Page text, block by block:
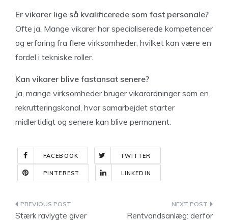
Er vikarer lige så kvalificerede som fast personale?
Ofte ja. Mange vikarer har specialiserede kompetencer
og erfaring fra flere virksomheder, hvilket kan være en
fordel i tekniske roller.
Kan vikarer blive fastansat senere?
Ja, mange virksomheder bruger vikarordninger som en
rekrutteringskanal, hvor samarbejdet starter
midlertidigt og senere kan blive permanent.
FACEBOOK TWITTER
PINTEREST LINKEDIN
Indlægsnavigation
Stærk ravlygte giver
Rentvandsanlæg: derfor